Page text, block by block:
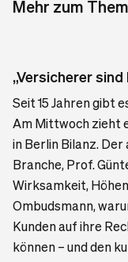
Mehr zum
„Versicherer
Seit 15 Jahren gibt
Am Mittwoch zieht
in Berlin Bilanz.
Branche, Prof.
Wirksamkeit,
Ombudsmann,
Kunden auf ihre
können – und den